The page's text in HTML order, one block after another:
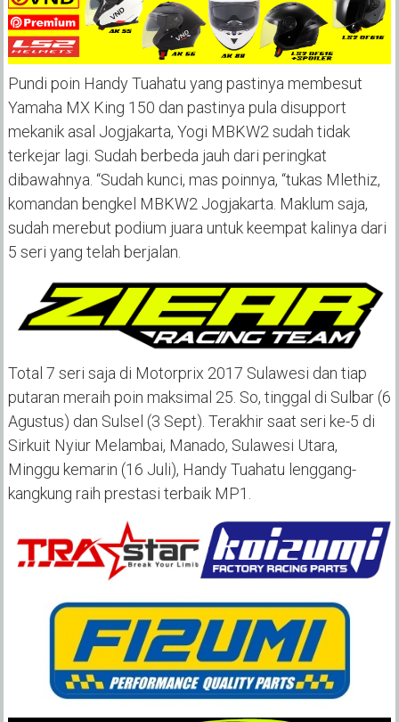
Pundi poin Handy Tuahatu yang pastinya membesut
Yamaha MX King 150 dan pastinya pula disupport
mekanik asal Jogjakarta, Yogi MBKW2 sudah tidak
terkejar lagi. Sudah berbeda jauh dari peringkat
dibawahnya. “Sudah kunci, mas poinnya, “tukas Mlethiz,
komandan bengkel MBKW2 Jogjakarta. Maklum saja,
sudah merebut podium juara untuk keempat kalinya dari
5 seri yang telah berjalan.
Total 7 seri saja di Motorprix 2017 Sulawesi dan tiap
putaran meraih poin maksimal 25. So, tinggal di Sulbar (6
Agustus) dan Sulsel (3 Sept). Terakhir saat seri ke-5 di
Sirkuit Nyiur Melambai, Manado, Sulawesi Utara,
Minggu kemarin (16 Juli), Handy Tuahatu lenggang-
kangkung raih prestasi terbaik MP1.